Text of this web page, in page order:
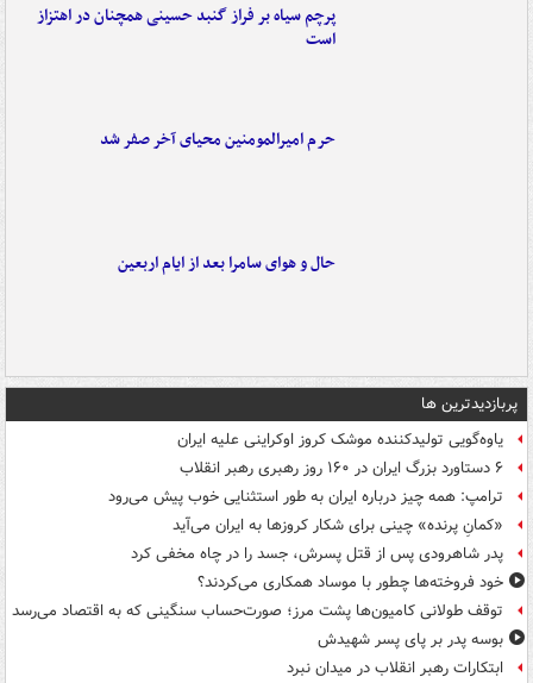
پرچم سیاه بر فراز گنبد حسینی همچنان در اهتزاز
است
حرم امیرالمومنین محیای آخر صفر شد
حال و هوای سامرا بعد از ایام اربعین
پربازدیدترین ها
یاوه‌گویی تولیدکننده موشک کروز اوکراینی علیه ایران
۶ دستاورد بزرگ ایران در ۱۶۰ روز رهبری رهبر انقلاب
ترامپ: همه چیز درباره ایران به طور استثنایی خوب پیش می‌رود
«کمانِ پرنده» چینی برای شکار کروزها به ایران می‌آید
پدر شاهرودی پس از قتل پسرش، جسد را در چاه مخفی کرد
خود فروخته‌ها چطور با موساد همکاری می‌کردند؟
توقف طولانی کامیون‌ها پشت مرز؛ صورت‌حساب سنگینی که به اقتصاد می‌رسد
بوسه‌ پدر بر پای پسر شهیدش
ابتکارات رهبر انقلاب در میدان نبرد